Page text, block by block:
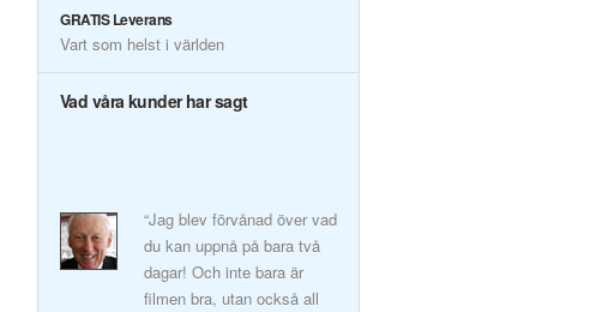
GRATIS Leverans
Vart som helst i världen
Vad våra kunder har sagt
“Jag blev förvånad över vad
du kan uppnå på bara två
dagar! Och inte bara är
filmen bra, utan också all